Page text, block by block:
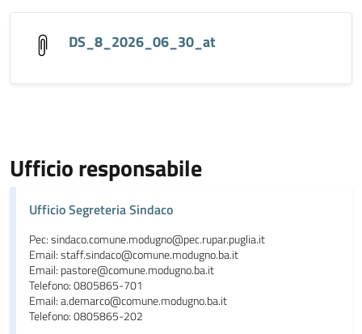
DS_8_2026_06_30_at
Ufficio responsabile
Ufficio Segreteria Sindaco
Pec: sindaco.comune.modugno@pec.rupar.puglia.it
Email: staff.sindaco@comune.modugno.ba.it
Email: pastore@comune.modugno.ba.it
Telefono: 0805865-701
Email: a.demarco@comune.modugno.ba.it
Telefono: 0805865-202